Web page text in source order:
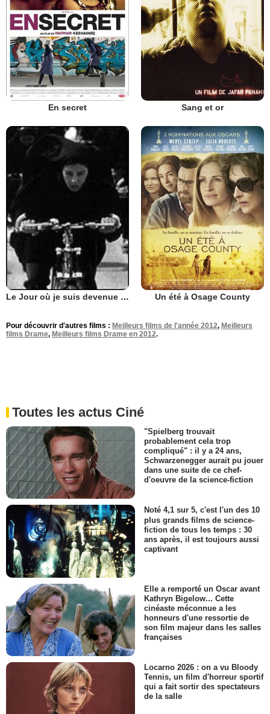
En secret Sang et or
Le Jour où je suis devenue femme Un été à Osage County
Pour découvrir d'autres films : Meilleurs films de l'année 2012, Meilleurs
films Drame, Meilleurs films Drame en 2012.
Toutes les actus Ciné
"Spielberg trouvait
probablement cela trop
compliqué" : il y a 24 ans,
Schwarzenegger aurait pu jouer
dans une suite de ce chef-
d'oeuvre de la science-fiction
Noté 4,1 sur 5, c'est l'un des 10
plus grands films de science-
fiction de tous les temps : 30
ans après, il est toujours aussi
captivant
Elle a remporté un Oscar avant
Kathryn Bigelow... Cette
cinéaste méconnue a les
honneurs d'une ressortie de
son film majeur dans les salles
françaises
Locarno 2026 : on a vu Bloody
Tennis, un film d'horreur sportif
qui a fait sortir des spectateurs
de la salle